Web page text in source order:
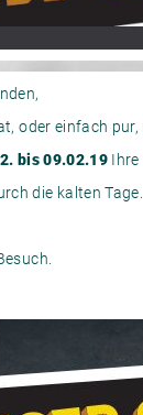
oder einfach
bis 09.02.19 Ihre
die kalten Tage.